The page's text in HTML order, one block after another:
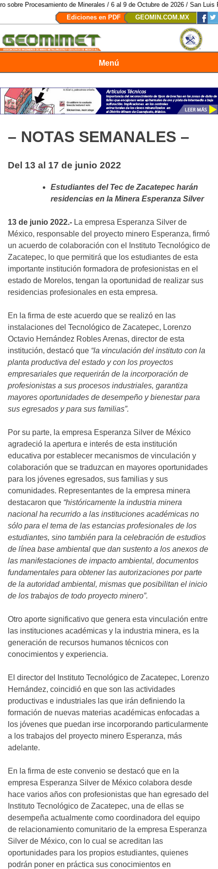
de Minerales / 6 al 9 de Octubre de 2026 / San Luis Potosí, SLP
Ediciones en PDF
GEOMIN.COM.MX
Menú
– NOTAS SEMANALES –
Del 13 al 17 de junio 2022
Estudiantes del Tec de Zacatepec harán
residencias en la Minera Esperanza Silver
13 de junio 2022.- La empresa Esperanza Silver de
México, responsable del proyecto minero Esperanza, firmó
un acuerdo de colaboración con el Instituto Tecnológico de
Zacatepec, lo que permitirá que los estudiantes de esta
importante institución formadora de profesionistas en el
estado de Morelos, tengan la oportunidad de realizar sus
residencias profesionales en esta empresa.
En la firma de este acuerdo que se realizó en las
instalaciones del Tecnológico de Zacatepec, Lorenzo
Octavio Hernández Robles Arenas, director de esta
institución, destacó que “la vinculación del instituto con la
planta productiva del estado y con los proyectos
empresariales que requerirán de la incorporación de
profesionistas a sus procesos industriales, garantiza
mayores oportunidades de desempeño y bienestar para
sus egresados y para sus familias”.
Por su parte, la empresa Esperanza Silver de México
agradeció la apertura e interés de esta institución
educativa por establecer mecanismos de vinculación y
colaboración que se traduzcan en mayores oportunidades
para los jóvenes egresados, sus familias y sus
comunidades. Representantes de la empresa minera
destacaron que “históricamente la industria minera
nacional ha recurrido a las instituciones académicas no
sólo para el tema de las estancias profesionales de los
estudiantes, sino también para la celebración de estudios
de línea base ambiental que dan sustento a los anexos de
las manifestaciones de impacto ambiental, documentos
fundamentales para obtener las autorizaciones por parte
de la autoridad ambiental, mismas que posibilitan el inicio
de los trabajos de todo proyecto minero”.
Otro aporte significativo que genera esta vinculación entre
las instituciones académicas y la industria minera, es la
generación de recursos humanos técnicos con
conocimientos y experiencia.
El director del Instituto Tecnológico de Zacatepec, Lorenzo
Hernández, coincidió en que son las actividades
productivas e industriales las que irán definiendo la
formación de nuevas materias académicas enfocadas a
los jóvenes que puedan irse incorporando particularmente
a los trabajos del proyecto minero Esperanza, más
adelante.
En la firma de este convenio se destacó que en la
empresa Esperanza Silver de México colabora desde
hace varios años con profesionistas que han egresado del
Instituto Tecnológico de Zacatepec, una de ellas se
desempeña actualmente como coordinadora del equipo
de relacionamiento comunitario de la empresa Esperanza
Silver de México, con lo cual se acreditan las
oportunidades para los propios estudiantes, quienes
podrán poner en práctica sus conocimientos en